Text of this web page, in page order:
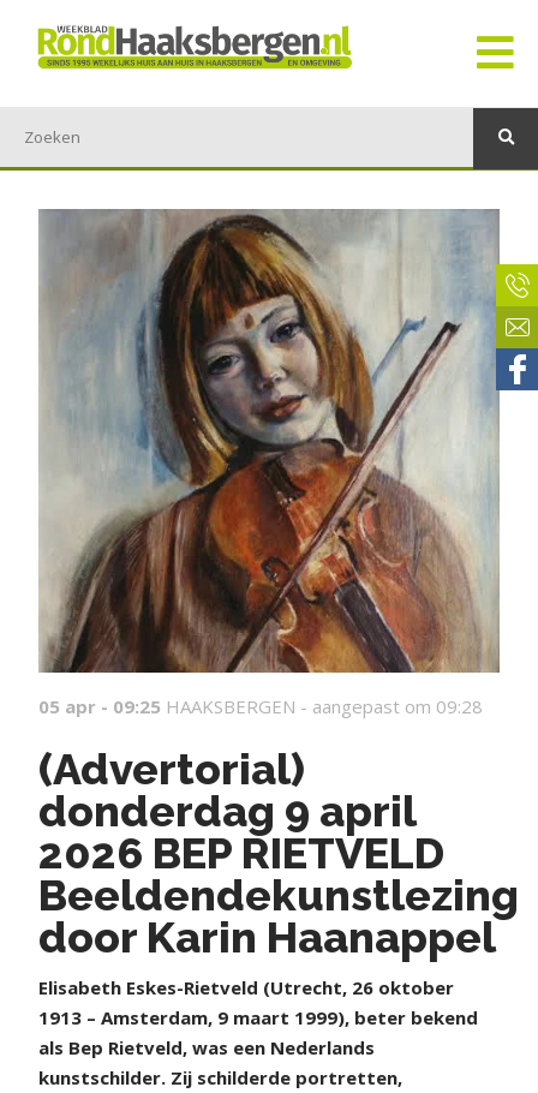
05 apr - 09:25 HAAKSBERGEN - aangepast om 09:28
(Advertorial)
donderdag 9 april
2026 BEP RIETVELD
Beeldendekunstlezing
door Karin Haanappel
Elisabeth Eskes-Rietveld (Utrecht, 26 oktober
1913 – Amsterdam, 9 maart 1999), beter bekend
als Bep Rietveld, was een Nederlands
kunstschilder. Zij schilderde portretten,